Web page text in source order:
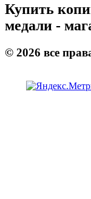
Купить
медали -
© 2026 все